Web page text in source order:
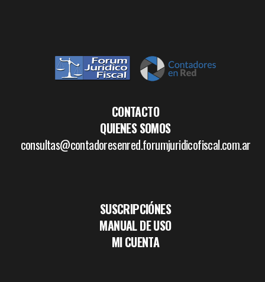
CONTACTO
QUIENES SOMOS
consultas@contadoresenred.forumjuridicofiscal.com.ar
SUSCRIPCIÓNES
MANUAL DE USO
MI CUENTA